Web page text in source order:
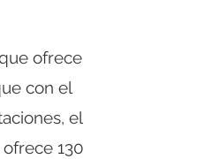
ofrece
con el
el
130